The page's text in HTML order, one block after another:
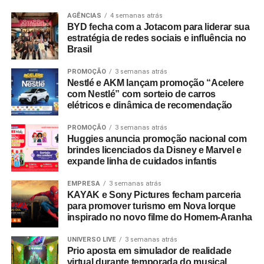
Travel Index
apontam que 80% dos colaboradores
consideram viagens de incentivo a forma mais relevante
de reconhecimento profissional — contra 20% que optam
por bonificações financeiras ou bens materiais. A
pesquisa revela ainda que essas ativações aumentam a
retenção de lembrança de marca em até 35%, além de
96% dos entrevistados relatarem incremento na
motivação.
No âmbito comercial, organizações com programas
estruturados de viagens de incentivo registram até três
vezes mais chances de ultrapassar suas metas de
vendas em comparação com concorrentes sem
programas similares.
A Copa do Mundo do México, Estados Unidos e Canadá
figurou como um dos grandes catalisadores do setor.
Segundo números da FIFA, foram comercializados mais
AGÊNCIAS 4 semanas atrás
BYD fecha com a Jotacom para liderar sua
estratégia de redes sociais e influência no
Brasil
PROMOÇÃO 3 semanas atrás
Nestlé e AKM lançam promoção “Acelere
com Nestlé” com sorteio de carros
elétricos e dinâmica de recomendação
PROMOÇÃO 3 semanas atrás
Huggies anuncia promoção nacional com
brindes licenciados da Disney e Marvel e
expande linha de cuidados infantis
EMPRESA 3 semanas atrás
KAYAK e Sony Pictures fecham parceria
para promover turismo em Nova Iorque
inspirado no novo filme do Homem-Aranha
UNIVERSO LIVE 3 semanas atrás
Prio aposta em simulador de realidade